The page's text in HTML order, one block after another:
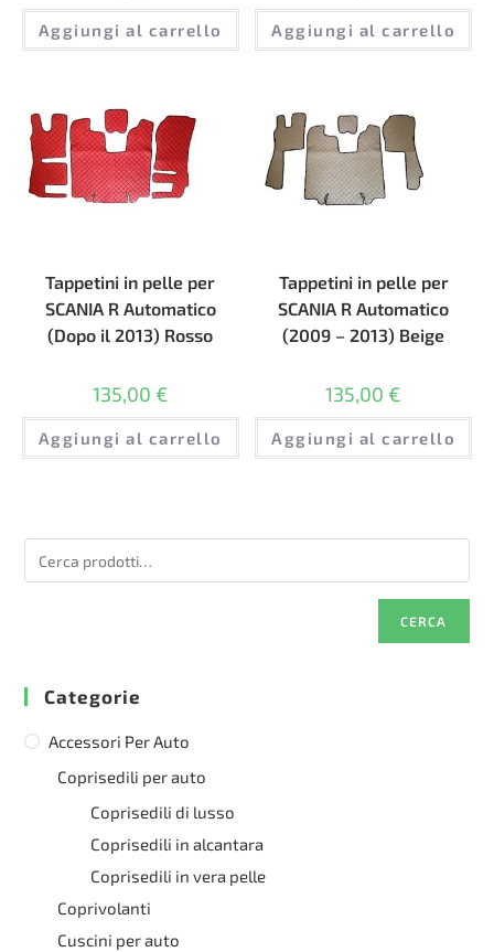
Aggiungi al carrello Aggiungi al carrello
Tappetini in pelle per
SCANIA R Automatico
(Dopo il 2013) Rosso
135,00 €
Aggiungi al carrello
Tappetini in pelle per
SCANIA R Automatico
(2009 – 2013) Beige
135,00 €
Aggiungi al carrello
CERCA
Categorie
Accessori Per Auto
Coprisedili per auto
Coprisedili di lusso
Coprisedili in alcantara
Coprisedili in vera pelle
Coprivolanti
Cuscini per auto